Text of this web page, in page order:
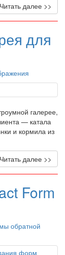
Читать далее >>
для
галерее,
— катала
и кормила из
Читать далее >>
Form
обратной